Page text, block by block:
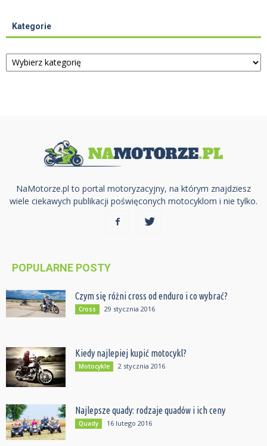
Kategorie
Kategorie
NaMotorze.pl to portal motoryzacyjny, na którym znajdziesz
wiele ciekawych publikacji poświęconych motocyklom i nie tylko.
POPULARNE POSTY
Czym się różni cross od enduro i co wybrać?
Cross 29 stycznia 2016
Kiedy najlepiej kupić motocykl?
Motocykle 2 stycznia 2016
Najlepsze quady: rodzaje quadów i ich ceny
Quady 16 lutego 2016